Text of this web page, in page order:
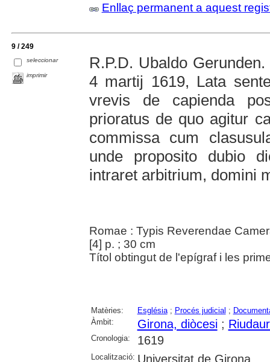
Enllaç permanent a aquest
9 / 249
seleccionar
imprimir
R.P.D. Ubaldo
4 martij 1619, Lata
vrevis de capienda
prioratus de quo agitur
commissa cum
unde proposito dubio
intraret arbitrium, domini
Romae : Typis Reverendae
[4] p. ; 30 cm
Títol obtingut de l'epígraf i les
Matèries: Església; Procés judicial ;
Àmbit:
Girona, diòcesi;
Cronologia: 1619
Localització: Universitat de Girona